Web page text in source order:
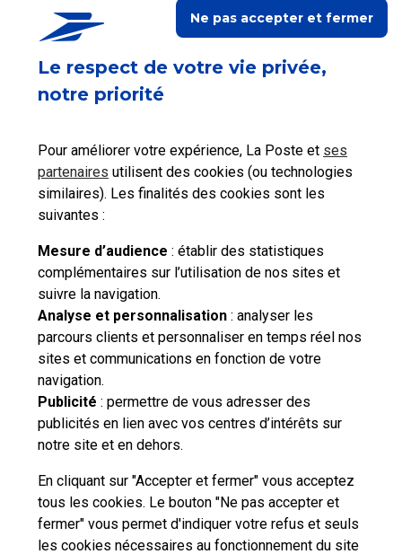
Le respect de votre vie privée,
notre priorité
Pour améliorer votre expérience, La Poste et ses
partenaires utilisent des cookies (ou technologies
similaires). Les finalités des cookies sont les
suivantes :
Mesure d’audience : établir des statistiques
complémentaires sur l’utilisation de nos sites et
suivre la navigation.
Analyse et personnalisation : analyser les
parcours clients et personnaliser en temps réel nos
sites et communications en fonction de votre
navigation.
Publicité : permettre de vous adresser des
publicités en lien avec vos centres d’intérêts sur
notre site et en dehors.
En cliquant sur "Accepter et fermer" vous acceptez
tous les cookies. Le bouton "Ne pas accepter et
fermer" vous permet d'indiquer votre refus et seuls
les cookies nécessaires au fonctionnement du site
Ne pas accepter et fermer
Ceci peut vous aider
Espace client
Accéder à mon
Compte
Accéder à mes
achats
Besoin d'aide complémentaire ?
Vous n'avez pas trouvé de solution parmi nos FAQs,
vous souhaitez nous contacter ou déposer une
réclamation ?
contacter